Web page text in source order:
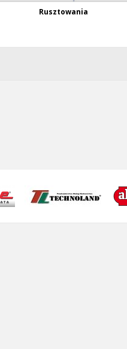
Rusztowania